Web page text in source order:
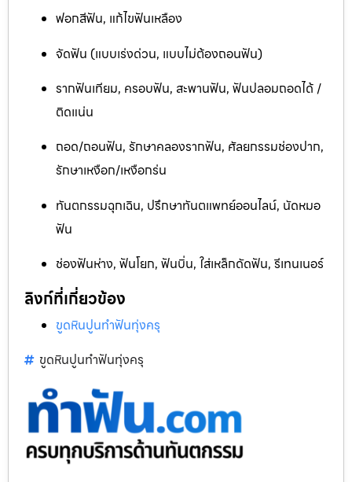
ฟอกสีฟัน, แก้ไขฟันเหลือง
จัดฟัน (แบบเร่งด่วน, แบบไม่ต้องถอนฟัน)
รากฟันเทียม, ครอบฟัน, สะพานฟัน, ฟันปลอมถอดได้ /
ติดแน่น
ถอด/ถอนฟัน, รักษาคลองรากฟัน, ศัลยกรรมช่องปาก,
รักษาเหงือก/เหงือกร่น
ทันตกรรมฉุกเฉิน, ปรึกษาทันตแพทย์ออนไลน์, นัดหมอ
ฟัน
ช่องฟันห่าง, ฟันโยก, ฟันบิ่น, ใส่เหล็กดัดฟัน, รีเทนเนอร์
ลิงก์ที่เกี่ยวข้อง
ขูดหินปูนทำฟันทุ่งครุ
ขูดหินปูนทำฟันทุ่งครุ